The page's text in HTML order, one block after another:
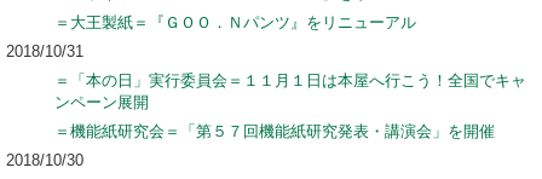
＝大王製紙＝『ＧＯＯ．Ｎパンツ』をリニューアル
2018/10/31
＝「本の日」実行委員会＝１１月１日は本屋へ行こう！全国でキャ
ンペーン展開
＝機能紙研究会＝「第５７回機能紙研究発表・講演会」を開催
2018/10/30